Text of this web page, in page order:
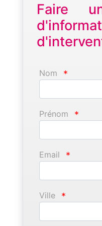
Faire
Nom *
Prénom *
Email *
Ville *